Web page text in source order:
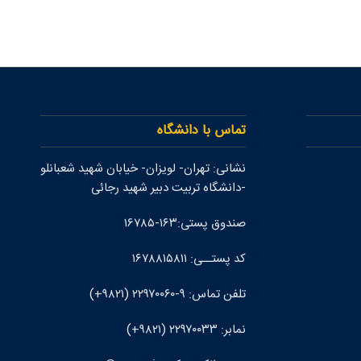
تماس با دانشگاه
نشانی: تهران- لويزان- خيابان شهيد شعبانلو
-دانشگاه تربيت دبير شهيد رجائی
صندوق پستی:۱۶۳-۱۶۷۸۵
کد پستــی: ۱۶۷۸۸۱۵۸۱۱
تلفن تماس: ۹-۲۲۹۷۰۰۶۰ (۹۸۲۱+)
نمابر: ۲۲۹۷۰۰۳۳ (۹۸۲۱+)